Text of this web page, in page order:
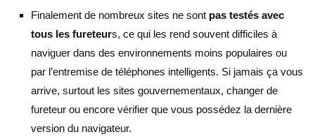
Finalement de nombreux sites ne sont pas testés avec
tous les fureteurs, ce qui les rend souvent difficiles à
naviguer dans des environnements moins populaires ou
par l’entremise de téléphones intelligents. Si jamais ça vous
arrive, surtout les sites gouvernementaux, changer de
fureteur ou encore vérifier que vous possédez la dernière
version du navigateur.